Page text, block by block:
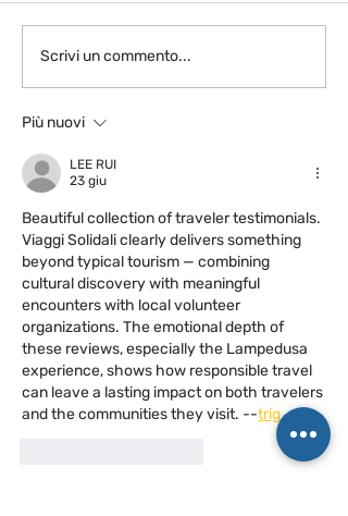
Sant’Ambrogio.
Circolo di religioni.
Scrivi un commento...
Più nuovi
LEE RUI
23 giu
Beautiful collection of traveler testimonials.
Viaggi Solidali clearly delivers something
beyond typical tourism — combining
cultural discovery with meaningful
encounters with local volunteer
organizations. The emotional depth of
these reviews, especially the Lampedusa
experience, shows how responsible travel
can leave a lasting impact on both travelers
and the communities they visit. --trig